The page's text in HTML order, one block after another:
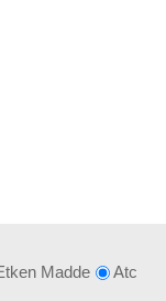
Madde
Atc